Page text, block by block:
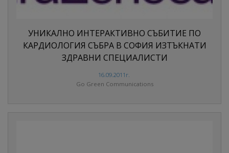
УНИКАЛНО ИНТЕРАКТИВНО СЪБИТИЕ ПО
КАРДИОЛОГИЯ СЪБРА В СОФИЯ ИЗТЪКНАТИ
ЗДРАВНИ СПЕЦИАЛИСТИ
16.09.2011г.
Go Green Communications